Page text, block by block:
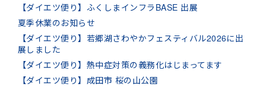
【ダイエツ便り】ふくしまインフラBASE 出展
夏季休業のお知らせ
【ダイエツ便り】若郷湖さわやかフェスティバル2026に出
展しました
【ダイエツ便り】熱中症対策の義務化はじまってます
【ダイエツ便り】成田市 桜の山公園